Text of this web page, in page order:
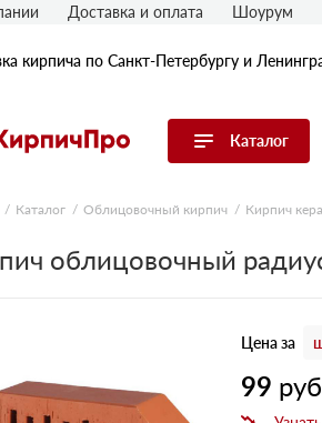
кирпича по Санкт-Петербургу и
Каталог
в каталог
Строительный (рядовой) кирпич
Фасадная плитка, камень, декор
Печной кирпич
Брусчатка и мощение
Доставка и оплата Шоурум
Каталог Облицовочный кирпич Кирпич
облицовочный
Цена за
99 руб